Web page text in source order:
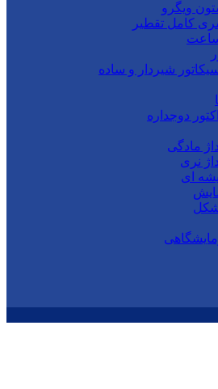
ویگرو
کامل تقطیر
شیردار و ساده
دوجداره
مادگی
نری
ای
شکل